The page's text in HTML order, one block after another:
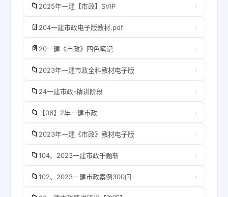
📁 2025年一建【市政】SVIP ›
📄 204一建市政电子版教材.pdf ›
📄 20一建《市政》四色笔记 ›
📁 2023年一建市政全科教材电子版 ›
📁 24一建市政-精讲阶段 ›
📁 【06】2年一建市政 ›
📁 2023年一建《市政》教材电子版 ›
📁 104、2023一建市政千题斩 ›
📁 102、2023一建市政案例300问 ›